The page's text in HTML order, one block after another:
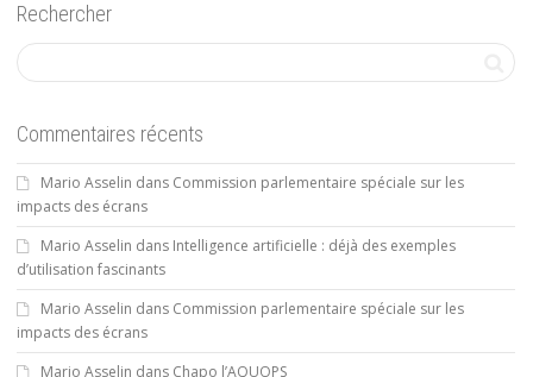
Rechercher
Commentaires récents
Mario Asselin dans Commission parlementaire spéciale sur les
impacts des écrans
Mario Asselin dans Intelligence artificielle : déjà des exemples
d’utilisation fascinants
Mario Asselin dans Commission parlementaire spéciale sur les
impacts des écrans
Mario Asselin dans Chapo l’AQUOPS